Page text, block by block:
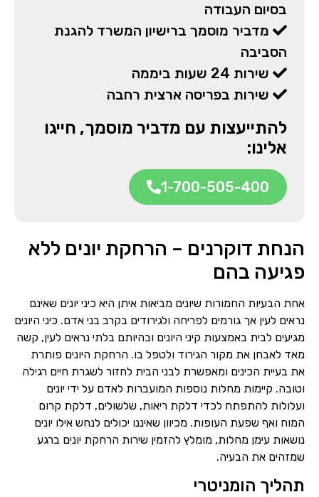
בסיום העבודה
מדביר מוסמך ברישיון המשרד להגנת
הסביבה
שירות 24 שעות ביממה
שירות בפריסה ארצית רחבה
להתייעצות עם מדביר מוסמך, חייגו
אלינו:
1-700-505-400
הנחת דוקרנים – הרחקת יונים ללא
פגיעה בהם
אחת הבעיות החמורות שיונים מביאות איתן היא כיני יונים שאינם
נראים לעין אך גורמים לפריחה ולגירודים בקרב בני אדם. כיני היונים
מגיעים לבית באמצעות קיני היונים ובהיותם בלתי נראים לעין, קשה
מאד לאבחן את מקור הגירוד ולטפל בו. הרחקת היונים פותרת
את בעיית הכינים ומאפשרת לבני הבית לחזור לשגרת חיים רגילה
וטובה. קיימות מחלות נוספות המועברות לאדם על ידי יונים
ועלולות להתפתח לכדי דלקת ריאות, שלשולים, דלקת קרום
המוח ואף שפעת העופות. מכיוון שאיננו יכולים לנחש אילו יונים
נושאות עימן מחלות, מומלץ להזמין שירות הרחקת יונים ברגע
שמזהים את הבעיה.
תהליך הומניטרי